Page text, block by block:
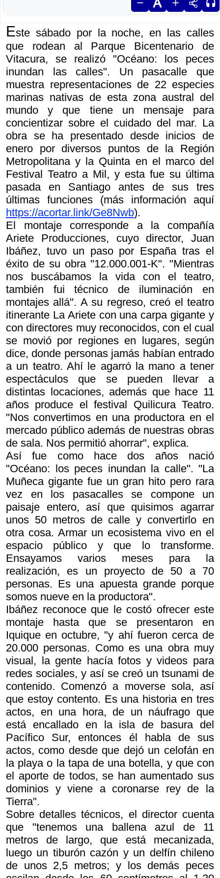
Este sábado por la noche, en las calles
que rodean al Parque Bicentenario de
Vitacura, se realizó "Océano: los peces
inundan las calles". Un pasacalle que
muestra representaciones de 22 especies
marinas nativas de esta zona austral del
mundo y que tiene un mensaje para
concientizar sobre el cuidado del mar. La
obra se ha presentado desde inicios de
enero por diversos puntos de la Región
Metropolitana y la Quinta en el marco del
Festival Teatro a Mil, y esta fue su última
pasada en Santiago antes de sus tres
últimas funciones (más información aquí
https://acortar.link/Ge8Nwb).
El montaje corresponde a la compañía
Ariete Producciones, cuyo director, Juan
Ibáñez, tuvo un paso por España tras el
éxito de su obra "12.000.001-K". "Mientras
nos buscábamos la vida con el teatro,
también fui técnico de iluminación en
montajes allá". A su regreso, creó el teatro
itinerante La Ariete con una carpa gigante y
con directores muy reconocidos, con el cual
se movió por regiones en lugares, según
dice, donde personas jamás habían entrado
a un teatro. Ahí le agarró la mano a tener
espectáculos que se pueden llevar a
distintas locaciones, además que hace 11
años produce el festival Quilicura Teatro.
"Nos convertimos en una productora en el
mercado público además de nuestras obras
de sala. Nos permitió ahorrar", explica.
Así fue como hace dos años nació
"Océano: los peces inundan la calle". "La
Muñeca gigante fue un gran hito pero rara
vez en los pasacalles se compone un
paisaje entero, así que quisimos agarrar
unos 50 metros de calle y convertirlo en
otra cosa. Armar un ecosistema vivo en el
espacio público y que lo transforme.
Ensayamos varios meses para la
realización, es un proyecto de 50 a 70
personas. Es una apuesta grande porque
somos nueve en la productora".
Ibáñez reconoce que le costó ofrecer este
montaje hasta que se presentaron en
Iquique en octubre, "y ahí fueron cerca de
20.000 personas. Como es una obra muy
visual, la gente hacía fotos y videos para
redes sociales, y así se creó un tsunami de
contenido. Comenzó a moverse sola, así
que estoy contento. Es una historia en tres
actos, en una hora, de un náufrago que
está encallado en la isla de basura del
Pacífico Sur, entonces él habla de sus
actos, como desde que dejó un celofán en
la playa o la tapa de una botella, y que con
el aporte de todos, se han aumentado sus
dominios y viene a coronarse rey de la
Tierra".
Sobre detalles técnicos, el director cuenta
que "tenemos una ballena azul de 11
metros de largo, que está mecanizada,
luego un tiburón cazón y un delfín chileno
de unos 2,5 metros; y los demás peces